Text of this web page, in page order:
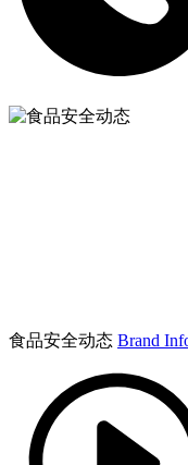
食品安全动态 Brand